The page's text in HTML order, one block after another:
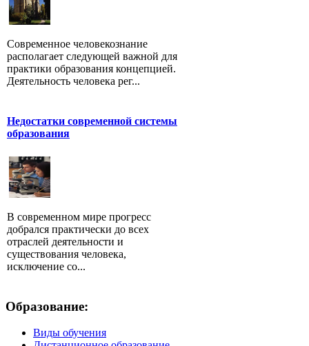
Современное человекознание
располагает следующей важной для
практики образования концепцией.
Деятельность человека рег...
Недостатки современной системы
образования
В современном мире прогресс
добрался практически до всех
отраслей деятельности и
существования человека,
исключение со...
Образование:
Виды обучения